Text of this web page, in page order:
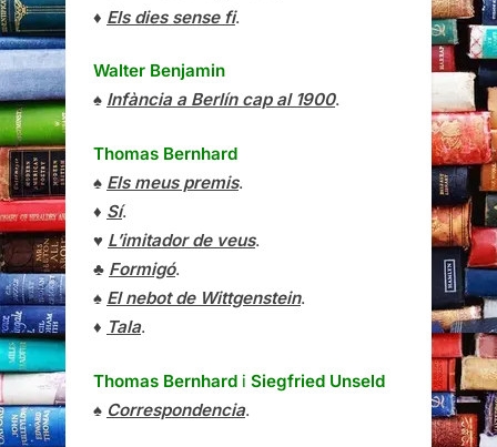
♦ Els dies sense fi.
Walter Benjamin
♠ Infància a Berlín cap al 1900.
Thomas Bernhard
♠ Els meus premis.
♦ Sí.
♥ L’imitador de veus.
♣ Formigó.
♠ El nebot de Wittgenstein.
♦ Tala.
Thomas Bernhard i Siegfried Unseld
♠ Correspondencia.